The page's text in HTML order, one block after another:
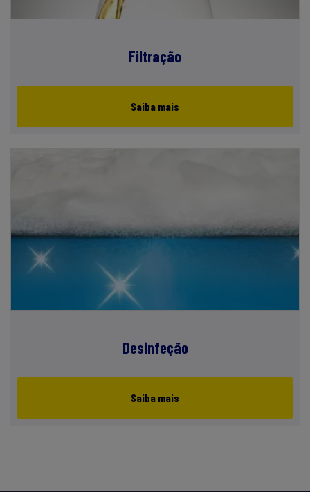
Filtração
Saiba mais
Desinfeção
Saiba mais